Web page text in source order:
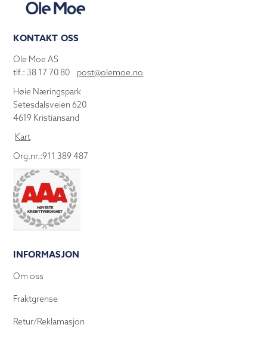
KONTAKT OSS
Ole Moe AS
tlf.: 38 17 70 80 post@olemoe.no
Høie Næringspark
Setesdalsveien 620
4619 Kristiansand
Kart
Org.nr.:911 389 487
INFORMASJON
Om oss
Fraktgrense
Retur/Reklamasjon